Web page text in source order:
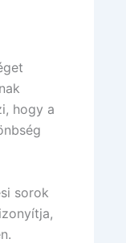
hogy a
sorok